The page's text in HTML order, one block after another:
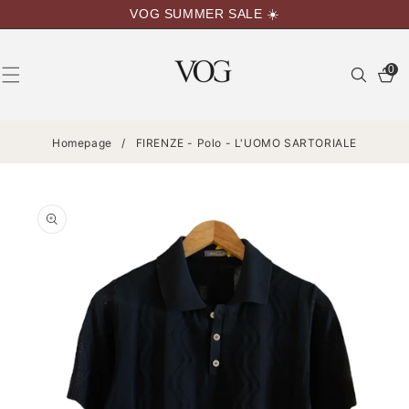
CONTENUTI
VOG SUMMER SALE ☀️
0
Homepage / FIRENZE - Polo - L'UOMO SARTORIALE
SUL
PRODOTTO